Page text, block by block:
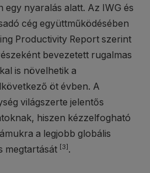
nyaralás alatt. Az IWG és
cég együttműködésében
Productivity Report szerint
bevezetett rugalmas
is növelhetik a
öt évben. A
világszerte jelentős
hiszen kézzelfogható
a legjobb globális
megtartását [3].